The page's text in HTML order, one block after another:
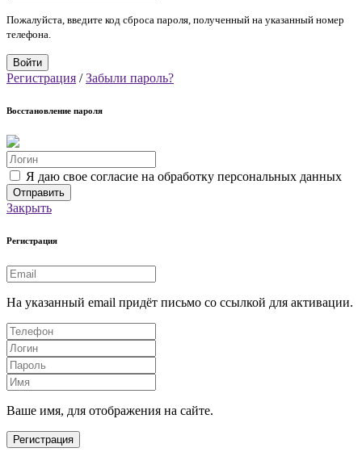
Пожалуйста, введите код сброса пароля, полученный на указанный номер
телефона.
Регистрация /Забыли пароль?
Восстановление пароля
Я даю свое согласие на обработку персональных данных
Закрыть
Регистрация
На указанный email придёт письмо со ссылкой для активации.
Ваше имя, для отображения на сайте.
Регистрация